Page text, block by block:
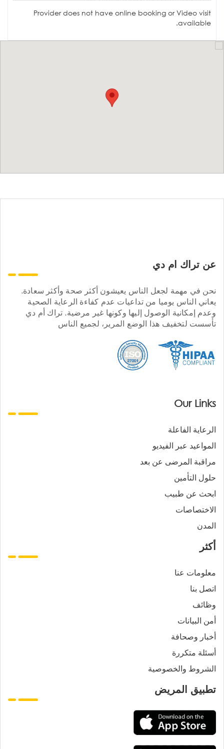
Provider does not have online booking or Video visit
available.
عن تراك ام دي
نحن في مهمة لجعل الناس يعيشون أكثر صحة وأكثر سعادة.
يعاني الناس يوميا من تداعيات عدم كفاءة الرعاية الصحية
وعدم إمكانية الوصول إليها وكونها غير مرضية. تراك أم دي
تأسست لتخفيف هذا الوضع المرير، لجميع الناس
Our Links
الرعاية الفاعلة
المواعيد عبر الفيديو
مراقبة المرضى عن بعد
حلول التأمين
ابحث عن طبيب
الاختصاصات
المدن
أكثر
معلومات عنا
اتصل بنا
وظائف
أمن البيانات
أخبار وصحافة
أسئلة متكررة
الشروط والخصوصية
تطبيق المريض